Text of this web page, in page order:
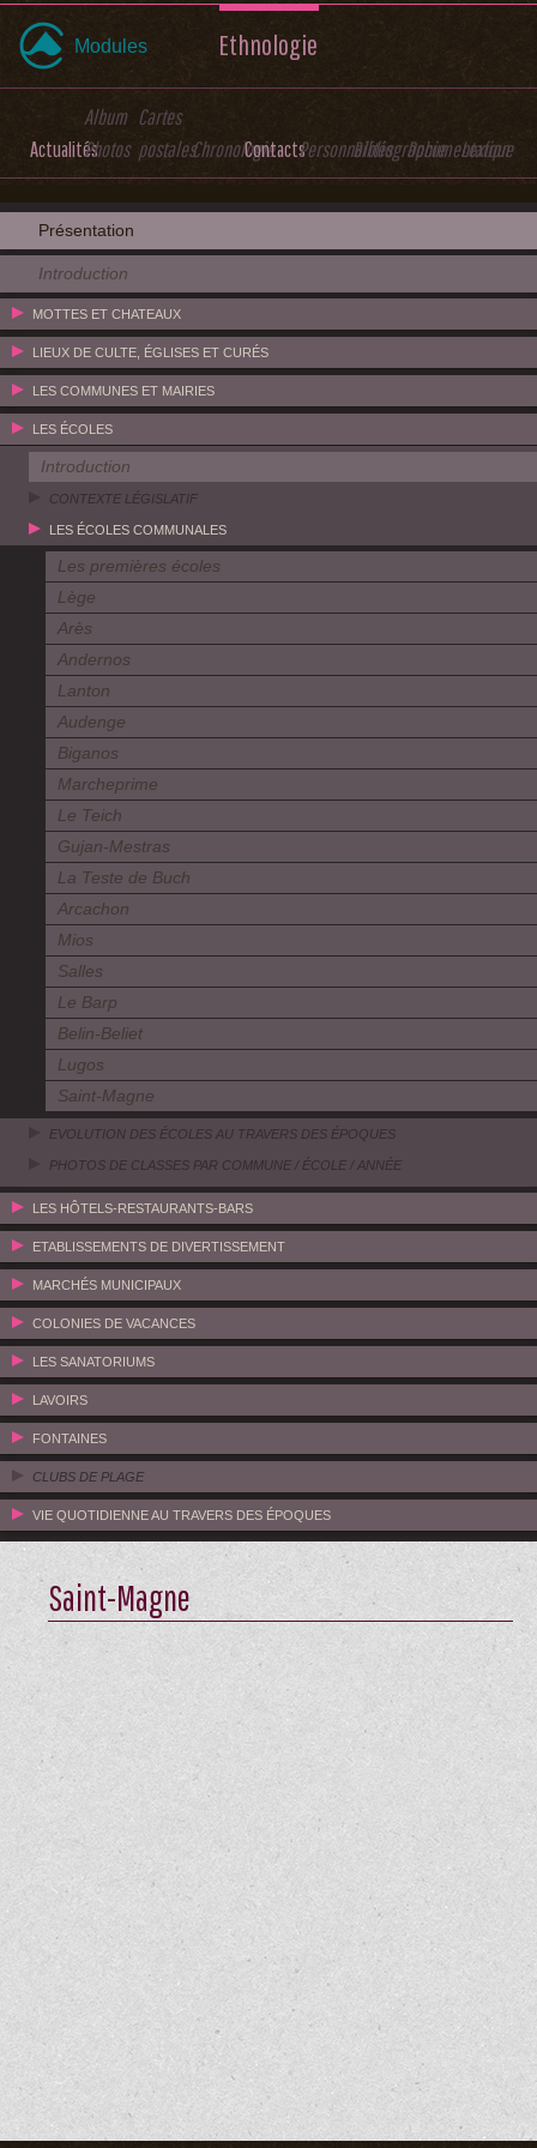
Modules Ethnologie
Actualités
Album
Photos
Cartes
postalesChronologieContactsPersonnalitésBibliographieDocumentation
Lexique
Présentation
Introduction
MOTTES ET CHATEAUX
LIEUX DE CULTE, ÉGLISES ET CURÉS
LES COMMUNES ET MAIRIES
LES ÉCOLES
Introduction
CONTEXTE LÉGISLATIF
LES ÉCOLES COMMUNALES
Les premières écoles
Lège
Arès
Andernos
Lanton
Audenge
Biganos
Marcheprime
Le Teich
Gujan-Mestras
La Teste de Buch
Arcachon
Mios
Salles
Le Barp
Belin-Beliet
Lugos
Saint-Magne
EVOLUTION DES ÉCOLES AU TRAVERS DES ÉPOQUES
PHOTOS DE CLASSES PAR COMMUNE / ÉCOLE / ANNÉE
LES HÔTELS-RESTAURANTS-BARS
ETABLISSEMENTS DE DIVERTISSEMENT
MARCHÉS MUNICIPAUX
COLONIES DE VACANCES
LES SANATORIUMS
LAVOIRS
FONTAINES
CLUBS DE PLAGE
VIE QUOTIDIENNE AU TRAVERS DES ÉPOQUES
Saint-Magne